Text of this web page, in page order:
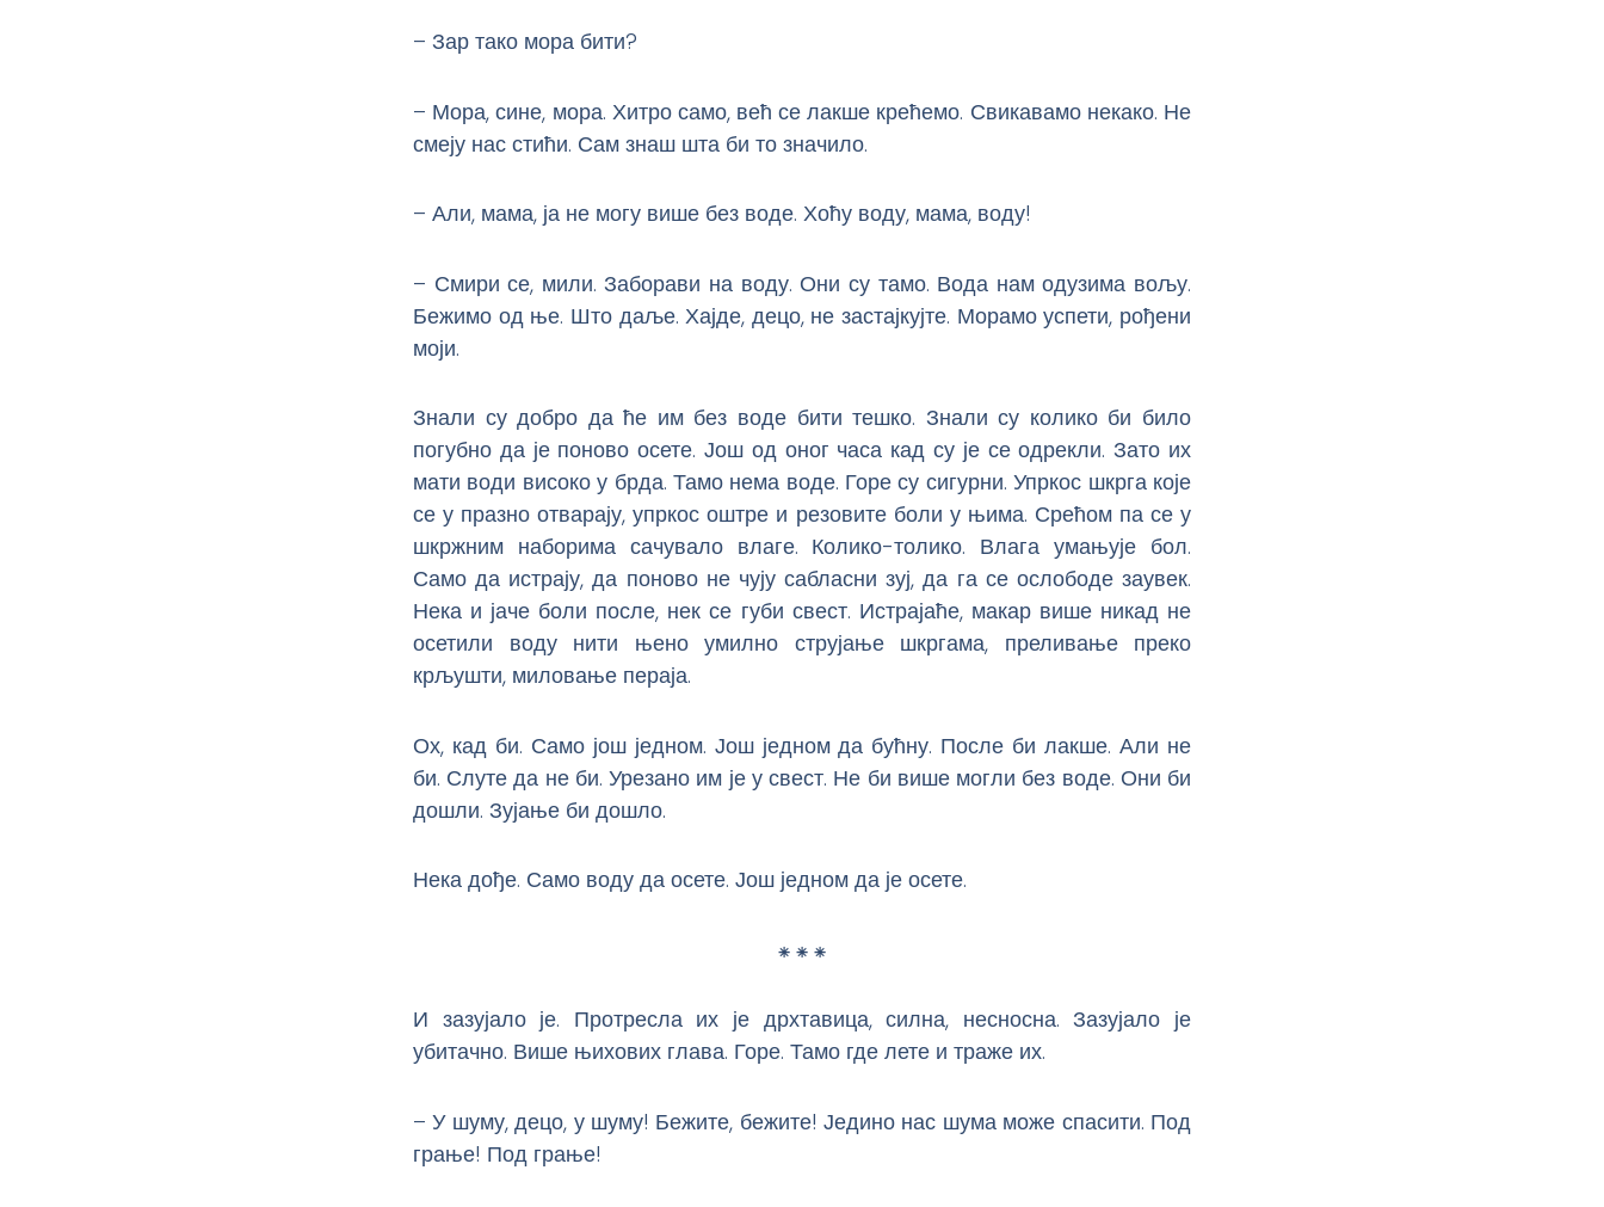
– Зар тако мора бити?
– Мора, сине, мора. Хитро само, већ се лакше крећемо. Свикавамо некако. Не
смеју нас стићи. Сам знаш шта би то значило.
– Али, мама, ја не могу више без воде. Хоћу воду, мама, воду!
– Смири се, мили. Заборави на воду. Они су тамо. Вода нам одузима вољу.
Бежимо од ње. Што даље. Хајде, децо, не застајкујте. Морамо успети, рођени
моји.
Знали су добро да ће им без воде бити тешко. Знали су колико би било
погубно да је поново осете. Још од оног часа кад су је се одрекли. Зато их
мати води високо у брда. Тамо нема воде. Горе су сигурни. Упркос шкрга које
се у празно отварају, упркос оштре и резовите боли у њима. Срећом па се у
шкржним наборима сачувало влаге. Колико-толико. Влага умањује бол.
Само да истрају, да поново не чују сабласни зуј, да га се ослободе заувек.
Нека и јаче боли после, нек се губи свест. Истрајаће, макар више никад не
осетили воду нити њено умилно струјање шкргама, преливање преко
крљушти, миловање пераја.
Ох, кад би. Само још једном. Још једном да бућну. После би лакше. Али не
би. Слуте да не би. Урезано им је у свест. Не би више могли без воде. Они би
дошли. Зујање би дошло.
Нека дође. Само воду да осете. Још једном да је осете.
⁕ ⁕ ⁕
И зазујало је. Протресла их је дрхтавица, силна, несносна. Зазујало је
убитачно. Више њихових глава. Горе. Тамо где лете и траже их.
– У шуму, децо, у шуму! Бежите, бежите! Једино нас шума може спасити. Под
грање! Под грање!